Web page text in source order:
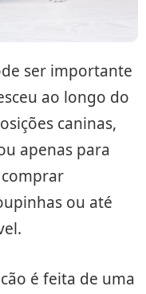
ser importante
ao longo do
caninas,
apenas para
ou até
é feita de uma